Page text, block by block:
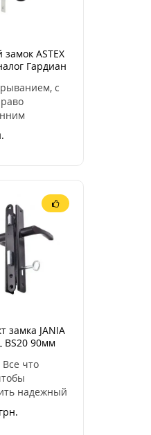
ASTEX
Гардиан
стали
с
для
замка JANIA
BS20 90мм
что
надежный
на